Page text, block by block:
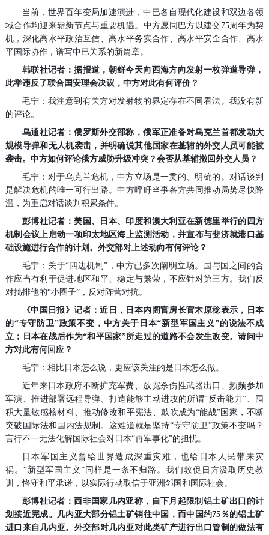
当前，世界百年变局加速演进，中巴各自现代化建设和双边各领
域合作均迎来崭新节点与重要机遇。中方愿同巴方以建交75周年为契
机，深化高水平政治互信、高水平务实合作、高水平安全合作、高水
平国际协作，谱写中巴关系的新篇章。
韩联社记者：据报道，朝鲜今天向西海方向发射一枚弹道导弹，
此举违反了联合国安理会决议，中方对此有何评价？
毛宁：我注意到有关方对发射物的界定存在不同看法。我没有新
的评论。
乌通社记者：俄罗斯外交部称，俄军正准备对乌克兰首都发动大
规模导弹和无人机袭击，并明确说其他国家在基辅的外交人员可能被
袭击。中方如何评论俄方威胁升级冲突？会否从基辅撤回外交人员？
毛宁：对于乌克兰危机，中方立场是一贯的、明确的。对话谈判
是解决危机的唯一可行出路。中方呼吁当事各方共同推动局势尽快降
温，为重启对话谈判积累条件。
彭博社记者：美国、日本、印度和澳大利亚在新德里举行的四方
机制会议上启动一项印太地区海上监测活动，并宣布与斐济就港口基
础设施进行合作的计划。外交部对上述动向有何评论？
毛宁：关于“四边机制”，中方已多次阐明立场。国与国之间的合
作应当有利于促进地区和平、稳定与繁荣，不应针对第三方。我们反
对搞排他的“小圈子”，反对阵营对抗。
《中国日报》记者：近日，日本内阁官房长官木原稔表示，日本
的“专守防卫”政策不变，中方关于日本“新型军国主义”的说法不成
立；日本在战后作为“和平国家”所走过的道路不会发生改变。请问中
方对此有何回应？
毛宁：相比日本怎么说，更应该关注的是日本怎么做。
近年来日本政府不断扩充军费、放宽杀伤性武器出口、频频参加
军演、推进部署远程导弹、打造能够主动进攻的所谓“反击能力”、囤
积大量敏感核材料、推动修改和平宪法、鼓吹成为“能战”国家，不断
突破国际法和国内法规制。这难道就是坚持“专守防卫”政策不变吗？
言行不一无法化解国际社会对日本“再军事化”的担忧。
日本军国主义曾给世界造成深重灾难，也给日本人民带来灾
祸。“新型军国主义”同样是一条不归路。我们敦促日方汲取历史教
训，恪守和平承诺，以实际行动取信于亚洲邻国和国际社会。
彭博社记者：西非国家几内亚称，自下月起限制铝土矿出口的计
划接近完成。几内亚大部分铝土矿销往中国，而中国约75％的铝土矿
进口来自几内亚。外交部对几内亚对此类矿产进行出口管制的做法有